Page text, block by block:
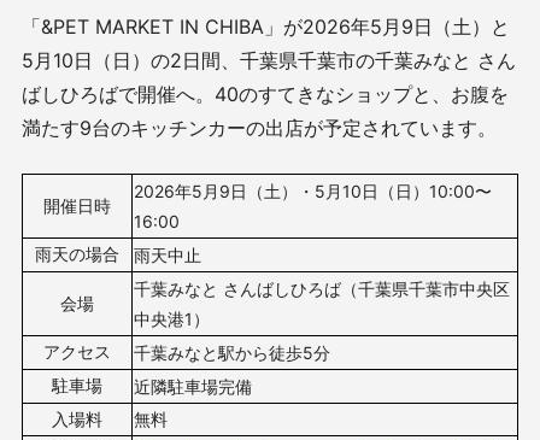
「&PET MARKET IN CHIBA」が2026年5月9日（土）と
5月10日（日）の2日間、千葉県千葉市の千葉みなと さん
ばしひろばで開催へ。40のすてきなショップと、お腹を
満たす9台のキッチンカーの出店が予定されています。
開催日時
2026年5月9日（土）・5月10日（日）10:00〜
16:00
雨天の場合
雨天中止
会場
千葉みなと さんばしひろば（千葉県千葉市中央区
中央港1）
アクセス
千葉みなと駅から徒歩5分
駐車場
近隣駐車場完備
入場料
無料